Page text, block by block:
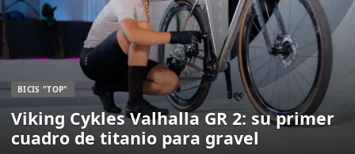
BICIS "TOP"
Viking Cykles Valhalla GR 2: su primer
cuadro de titanio para gravel